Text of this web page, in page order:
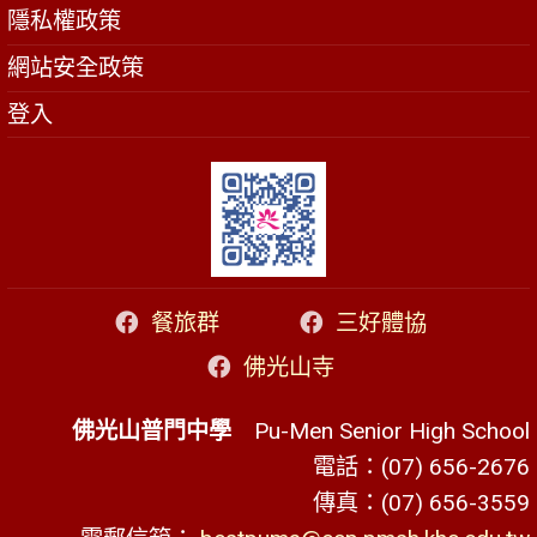
隱私權政策
網站安全政策
登入
餐旅群
三好體協
佛光山寺
佛光山普門中學 Pu-Men Senior High School
電話：(07) 656-2676
傳真：(07) 656-3559